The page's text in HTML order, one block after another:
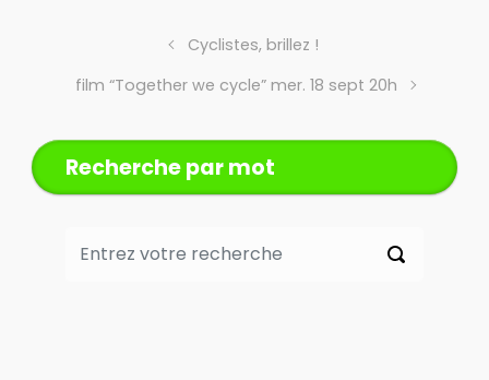
Cyclistes, brillez !
film “Together we cycle” mer. 18 sept 20h
Recherche par mot